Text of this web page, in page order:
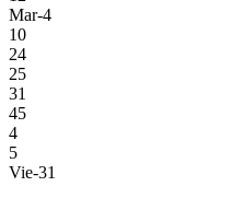
Mar-4
10
24
25
31
45
4
5
Vie-31